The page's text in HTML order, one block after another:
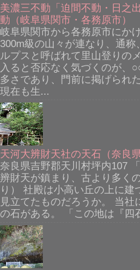
美濃三不動「迫間不動・日之
動（岐阜県関市・各務原市）
岐阜県関市から各務原市にか
300m級の山々が連なり、通
ルプスと呼ばれて里山登りの
入ると否応なく気づくのが、
多さであり、門前に掲げられ
現在も生...
天河大辨財天社の天石（奈良
奈良県吉野郡天川村坪内107
辨財天が鎮まり、古より多く
り） 社殿は小高い丘の上に建
見立てたものだろうか。 当
の石がある。 「この地は『四